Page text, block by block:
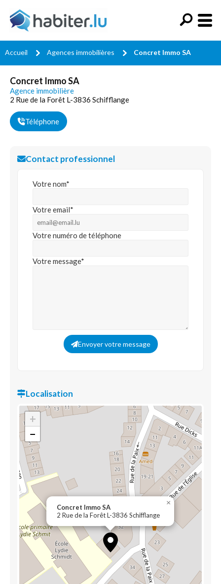
Accueil Agences immobilières Concret Immo SA
Concret Immo SA
Agence immobilière
2 Rue de la Forêt L-3836 Schifflange
Téléphone
Contact professionnel
Votre nom*
Votre email*
Votre numéro de téléphone
Votre message*
Envoyer votre message
Localisation
Concret Immo SA
2 Rue de la Forêt L-3836 Schifflange
×
+
−